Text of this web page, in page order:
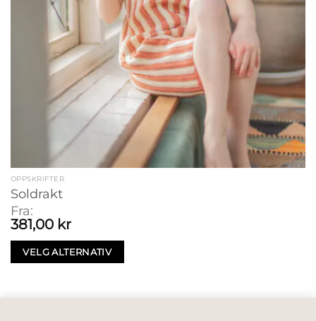
OPPSKRIFTER
Soldrakt
Fra:
381,00 kr
VELG ALTERNATIV